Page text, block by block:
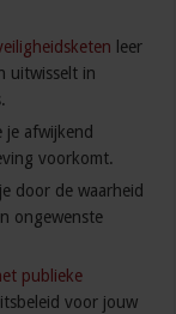
leer
uitwisselt in
je afwijkend
voorkomt.
door de waarheid
ongewenste
publieke
voor jouw